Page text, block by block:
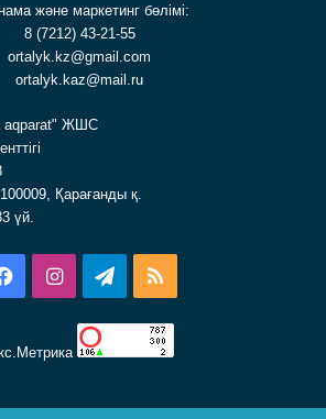
және маркетинг бөлімі:
8 (7212) 43-21-55
ortalyk.kz@gmail.com
ortalyk.kaz@mail.ru
aqparat" ЖШС
Қарағанды қ.
үй.
FacebookInstagramTelegram